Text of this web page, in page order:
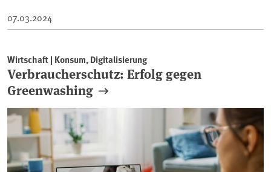
07.03.2024
Wirtschaft | Konsum, Digitalisierung
Verbraucherschutz: Erfolg gegen
Greenwashing